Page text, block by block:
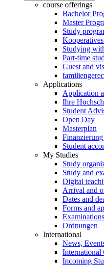
course offerings
Bachelor
Master
Study
Studying
Part-time
Guest and
Applications
Application
Ihre
Student
Open Day
Masterplan
Student
My Studies
Study
Study and
Digital
Arrival and
Dates and
Forms and
Ordnungen
International
News,
International
Incoming